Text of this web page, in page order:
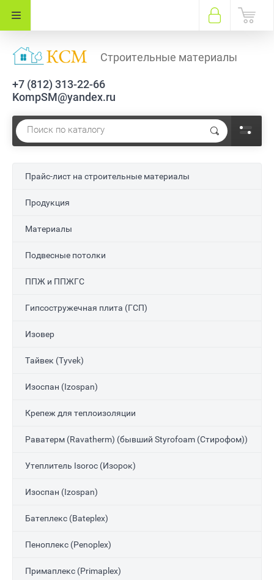
Строительные материалы
+7 (812) 313-22-66
KompSM@yandex.ru
Прайс-лист на строительные материалы
Продукция
Материалы
Подвесные потолки
ППЖ и ППЖГС
Гипсостружечная плита (ГСП)
Изовер
Тайвек (Tyvek)
Изоспан (Izospan)
Крепеж для теплоизоляции
Раватерм (Ravatherm) (бывший Styrofoam (Стирофом))
Утеплитель Isoroc (Изорок)
Изоспан (Izospan)
Батеплекс (Bateplex)
Пеноплекс (Penoplex)
Примаплекс (Primaplex)